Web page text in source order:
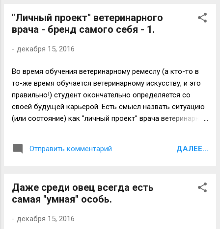
состоянии и резко реагируют на
взаимные столкновения. При этом,
животным или стоящим на нижней
ведут к увеличению случаев
промышленного травматизма. Решение
проблемы есть и лежит в простом
мероприятии - выводить на дойку не весь
цех (блок), а по частям. В этом случае
в накопителе и меньше
"Личный проект" ветеринарного
врача - бренд самого себя - 1.
- декабря 15, 2016
Во время обучения ветеринарному ремеслу (а кто-то в
то-же время обучается ветеринарному искусству, и это
правильно!) студент окончательно определяется со
своей будущей карьерой. Есть смысл назвать ситуацию
(или состояние) как "личный проект" врача ветеринарной
развития достигать etc. Что важно! Стать не только
сотрудником компании, но и войти в состав команды
обратимся к истории клиник, то везде увидим таких
людей, которые создали и реализовали себя как
делать? Как вариант управления рисками - даже в
Отправить комментарий ДАЛЕЕ...
Даже среди овец всегда есть
самая "умная" особь.
- декабря 15, 2016